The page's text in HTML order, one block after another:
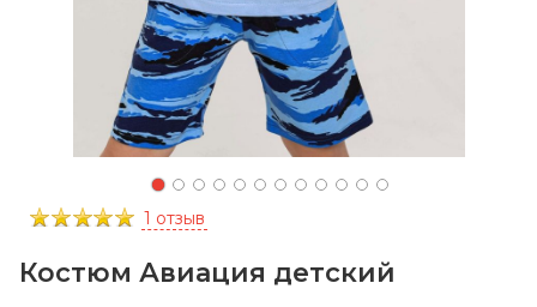
1 отзыв
Костюм Авиация детский